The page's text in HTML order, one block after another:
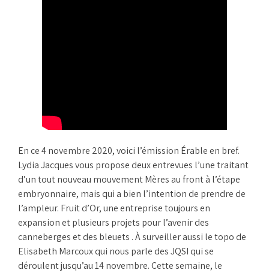
En ce 4 novembre 2020, voici l’émission Érable en bref.
Lydia Jacques vous propose deux entrevues l’une traitant
d’un tout nouveau mouvement Mères au front à l’étape
embryonnaire, mais qui a bien l’intention de prendre de
l’ampleur. Fruit d’Or, une entreprise toujours en
expansion et plusieurs projets pour l’avenir des
canneberges et des bleuets . À surveiller aussi le topo de
Elisabeth Marcoux qui nous parle des JQSI qui se
déroulent jusqu’au 14 novembre. Cette semaine, le